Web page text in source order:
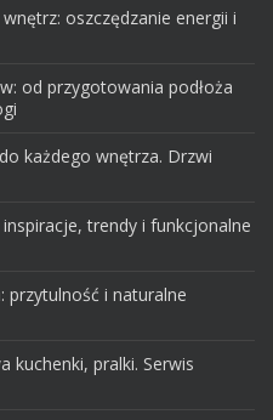
oszczędzanie energii i
od przygotowania podłoża
każdego wnętrza. Drzwi
trendy i funkcjonalne
przytulność i naturalne
kuchenki, pralki. Serwis